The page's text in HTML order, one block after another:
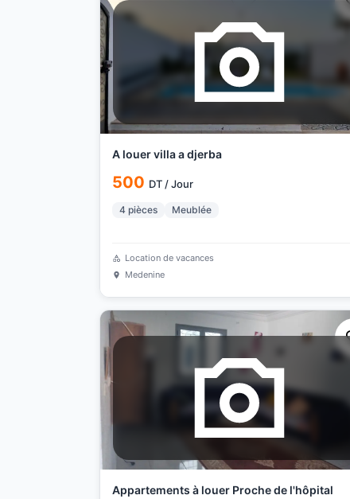
A louer villa a djerba
500 DT /Jour
4 pièces Meublée
Location de vacances
Medenine
Appartements à louer Proche de l'hôpital